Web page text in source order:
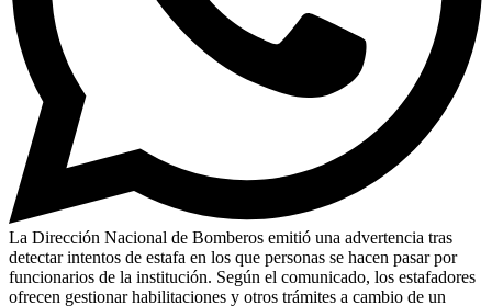
La Dirección Nacional de Bomberos emitió una advertencia tras
detectar intentos de estafa en los que personas se hacen pasar por
funcionarios de la institución. Según el comunicado, los estafadores
ofrecen gestionar habilitaciones y otros trámites a cambio de un